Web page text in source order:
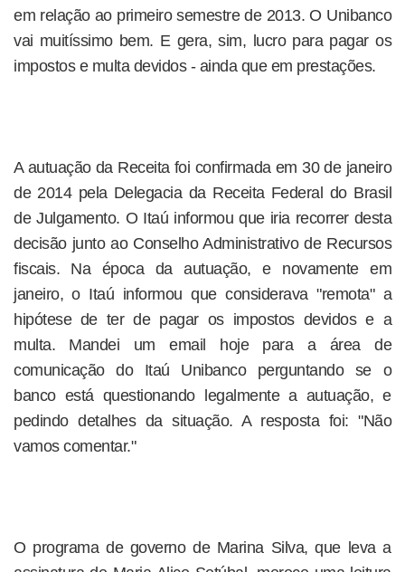
em relação ao primeiro semestre de 2013. O Unibanco
vai muitíssimo bem. E gera, sim, lucro para pagar os
impostos e multa devidos - ainda que em prestações.
A autuação da Receita foi confirmada em 30 de janeiro
de 2014 pela Delegacia da Receita Federal do Brasil
de Julgamento. O Itaú informou que iria recorrer desta
decisão junto ao Conselho Administrativo de Recursos
fiscais. Na época da autuação, e novamente em
janeiro, o Itaú informou que considerava "remota" a
hipótese de ter de pagar os impostos devidos e a
multa. Mandei um email hoje para a área de
comunicação do Itaú Unibanco perguntando se o
banco está questionando legalmente a autuação, e
pedindo detalhes da situação. A resposta foi: "Não
vamos comentar."
O programa de governo de Marina Silva, que leva a